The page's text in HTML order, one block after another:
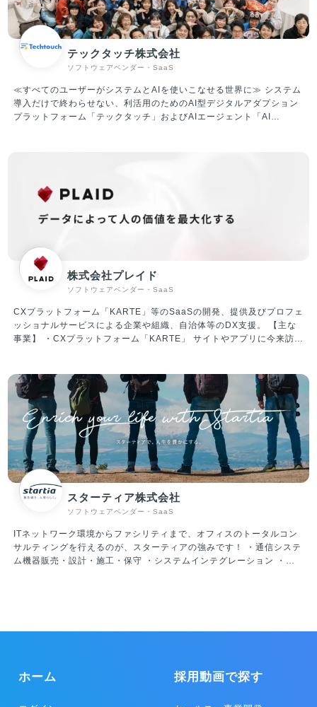
キャリア』『整備士キャリア』『建職キャリア』を運営しています。
現在、5,000社以上のクライアントと取引しており、業界トップクラ
スの各社からも厚い信頼を寄せられいます。業界に先駆けて成果報酬
型サービスを実施し、導入のしやすさから新たなクライアントを獲得
し急成長を果たしています。 ②ITプラットフォーム（SaaS）事業 X
Mile社は、人材プラットフォーム事業で5,000以上のお客様と取引を
体制の中小企業が大多数であり、社内のIT人材も不足しているのが課
題となっています。 当社は、ノンデスク事業者向けのSaaS開発提供
により、生産性向上・労働時間短縮を促進していきます。
テックタッチ株式会社
ソフトウェアベンダー・SaaS
≪すべてのユーザーがシステムとAIを使いこなせる世界に≫ システム
導入だけで終わらせない、利活用のためのAI型デジタルアダプション
プラットフォーム「テックタッチ」およびAIエージェント「AI
よるUI改善や自動操作による生産性改善など、アジャイルなDXを現場
主導でリードすることができ、主に従業員数千人～数万人のエンター
機能紹介（一例） ・どのタイミングで何を入力すればいいのかをス
(株)／株式会社など） ・分析機能を用いて、どれくらいの社員が、
どの項目で躓いているのかが分かる ・自動入力機能で顧客のIDを間
違いなく入力（ダブルチェックが不要に） ▼資金調達情報 2019年6
月 シード調達：1.2億円 2020年6月 シリーズA調達：5億円 2023
囲気/特徴 ・大人な雰囲気のスタートアップ！メリハリつけた働き方
が可能 周りへの配慮を大切にした、優しいメンバーが揃っており、気
持ちよく働ける環境です。 仕事においては真剣に向き合いますが、楽
約60％、子育て中社員が35％超えと、大人な雰囲気のスタートアップ
です。 そのため、休日出勤・過度な残業など無理なスケジュールで業
務を進めていくことはありません。 ・働く環境／スキルアップ ・大
手金融、外資コンサル、メガベンチャー、スタートアップ経営者な
ど、様々なバックグラウンドを持つメンバーが当社には集まっていま
す。 当然ながら自律性、主体性が強く求められる環境ではあるのです
が、そのような環境だからこそ、全員が「会社のオーナーである」と
いう思いを持ち、プロダクト開発だけではなく、組織作りにも積極的
に関わる風土ができています。
株式会社プレイド
ソフトウェアベンダー・SaaS
CXプラットフォーム「KARTE」等のSaaSの開発、提供及びプロフェ
ッショナルサービスによる企業や組織、自治体等のDX支援。 【主な
事業】 ・CXプラットフォーム「KARTE」 サイトやアプリに今来訪し
す。 ・「STUDIO ZERO」 STUDIO ZEROとは、各産業のフラッグ
シップとなる事例を創出する事業開発組織です。 日本を代表する大企
業や地域経済を支える中小企業、スタートアップ企業、行政・公的機
関などのパートナーと共に、データを活用した顧客視点での新規事業
創出や既存事業の変革を目指しています。 ・「PLAID ALPHA」 これ
までプレイドが積み上げてきた体験設計やテクノロジー・データ活用
に係る知見･経験に基づき、CX変革に向けた全体計画/設計から実行ま
でを一気通貫で支援するサービスです。 ・「PLAID Ecosystem」 膨
大なカスタマーデータをリアルタイムに解析できるKARTEのテクノロ
ジーをAPIとして解放。事業を加速するためのソリューションを開発
提供しています。
スターティア株式会社
ソフトウェアベンダー・SaaS
ITネットワーク環境からファシリティまで、オフィスのトータルコン
サルティングを行えるのが、スターティアの強みです！ ・通信システ
ム機器販売・設計・施工・保守 ・システムインテグレーション ・セ
ホーム 採用動画で探す